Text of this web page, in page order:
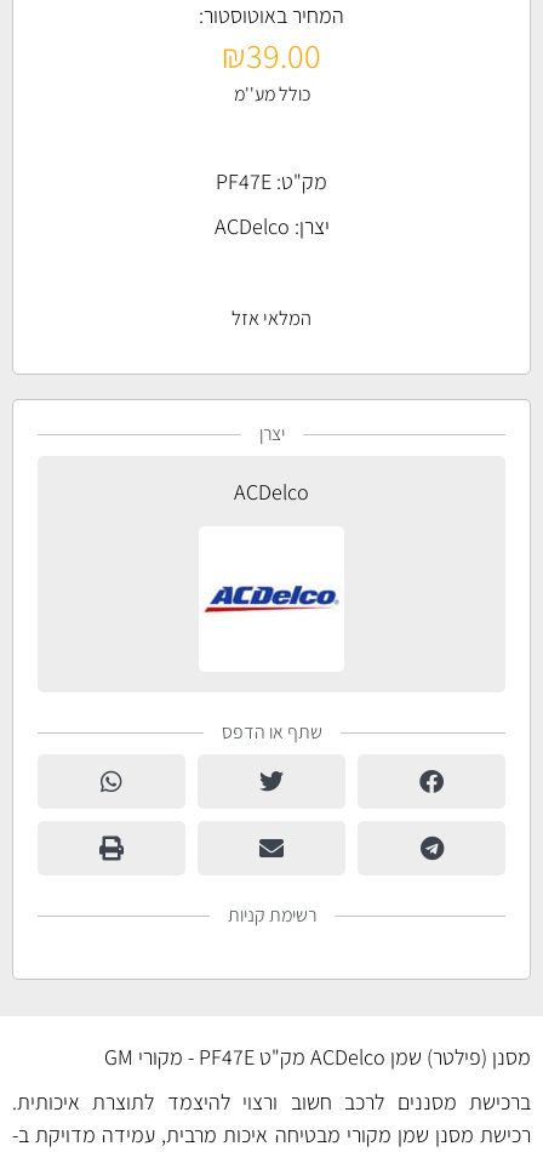
המחיר באוטוסטור:
₪39.00
כולל מע''מ
מק"ט: PF47E
יצרן: ACDelco
המלאי אזל
יצרן
ACDelco
שתף או הדפס
רשימת קניות
מסנן (פילטר) שמן ACDelco מק"ט PF47E - מקורי GM
ברכישת מסננים לרכב חשוב ורצוי להיצמד לתוצרת איכותית.
רכישת מסנן שמן מקורי מבטיחה איכות מרבית, עמידה מדויקת ב-